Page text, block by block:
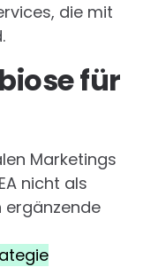
die mit
für
Marketings
nicht als
ergänzende